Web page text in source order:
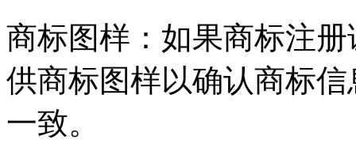
商标图样‌：如果商标注
供商标图样以确认商标
一致。